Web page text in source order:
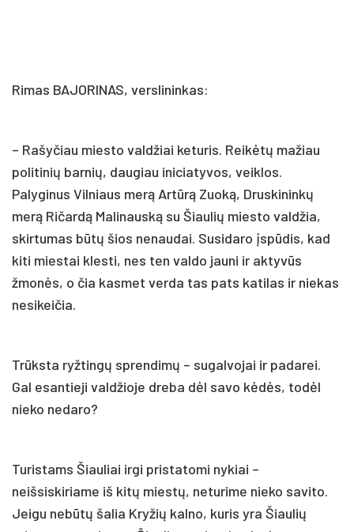
Rimas BAJORINAS, verslininkas:
– Rašyčiau miesto valdžiai keturis. Reikėtų mažiau
politinių barnių, daugiau iniciatyvos, veiklos.
Palyginus Vilniaus merą Artūrą Zuoką, Druskininkų
merą Ričardą Malinauską su Šiaulių miesto valdžia,
skirtumas būtų šios nenaudai. Susidaro įspūdis, kad
kiti miestai klesti, nes ten valdo jauni ir aktyvūs
žmonės, o čia kasmet verda tas pats katilas ir niekas
nesikeičia.
Trūksta ryžtingų sprendimų – sugalvojai ir padarei.
Gal esantieji valdžioje dreba dėl savo kėdės, todėl
nieko nedaro?
Turistams Šiauliai irgi pristatomi nykiai –
neišsiskiriame iš kitų miestų, neturime nieko savito.
Jeigu nebūtų šalia Kryžių kalno, kuris yra Šiaulių